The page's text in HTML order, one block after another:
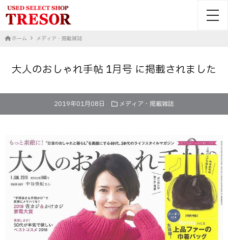
ホーム メディア・掲載雑誌
大人のおしゃれ手帖 1月号 に掲載されました
2019年01月08日 メディア・掲載雑誌